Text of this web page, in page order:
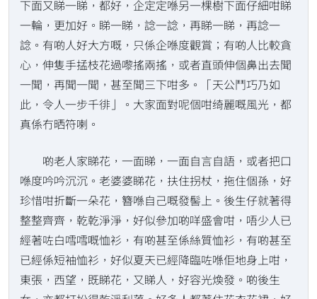
下面又睇一睇，都好，企定定喺另一棵樹下面仔細咁睇
一輪，更加好。睇一睇，諗一諗，再睇一睇，再諗一
諗。有啲人好大方嘅，只係企喺度觀賞；有啲人比較貪
心，伸隻手掹枝花過嚟搖兩搖，或者直頭伸個鼻出去聞
一聞，再聞一聞，甚至聞三下咁多。「天公鬥巧乃如
此，令人一步千徘」。大家面對呢個咁绮麗嘅風光，都
真係冇晒符喇。
啲老人家睇花，一面睇，一面自言自語，或者把口
喺度吟吟沉沉。老婆婆睇花，扶住拐杖，拖住個孫，好
珍惜咁折斷一朵花，簪喺自己嘅發髻上。後生仔就著得
整整齊齊，乾乾淨淨，好似參加啲咩盛會咁，唔少人已
經著咗白𠽌𠽌嘅恤衫，有啲甚至係絲質恤衫，有啲甚至
已經係短袖恤衫，好似夏天已經降臨咗喺佢地身上咁，
東張，西望，既睇花，又睇人，好容光煥發。啲後生